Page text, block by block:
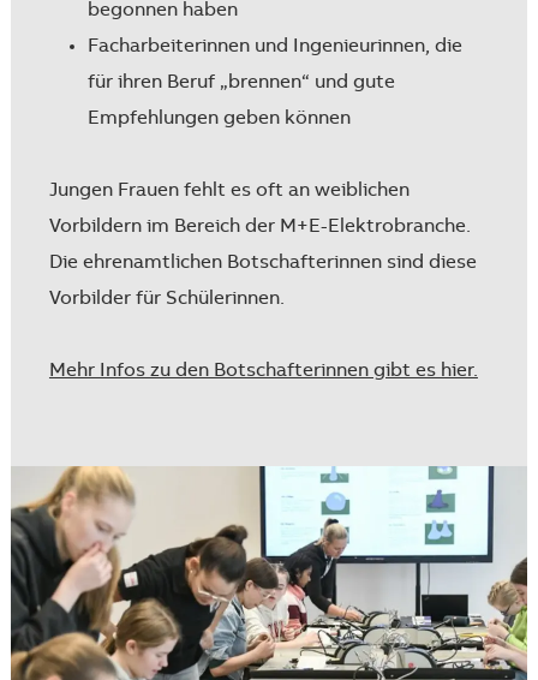
begonnen haben
Facharbeiterinnen und Ingenieurinnen, die
für ihren Beruf „brennen“ und gute
Empfehlungen geben können
Jungen Frauen fehlt es oft an weiblichen
Vorbildern im Bereich der M+E-Elektrobranche.
Die ehrenamtlichen Botschafterinnen sind diese
Vorbilder für Schülerinnen.
Mehr Infos zu den Botschafterinnen gibt es hier.